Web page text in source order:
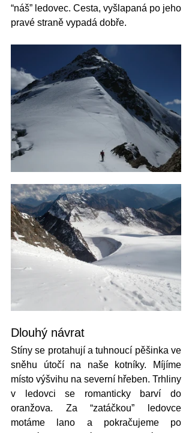
“náš” ledovec. Cesta, vyšlapaná po jeho
pravé straně vypadá dobře.
Dlouhý návrat
Stíny se protahují a tuhnoucí pěšinka ve
sněhu útočí na naše kotníky. Míjíme
místo výšvihu na severní hřeben. Trhliny
v ledovci se romanticky barví do
oranžova. Za “zatáčkou” ledovce
motáme lano a pokračujeme po